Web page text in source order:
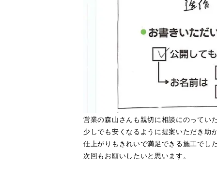
営業の森山さんも親切に相談にのってい
少しでも安くなるように提案いただき助
仕上がりもきれいで満足できる施工でし
次回もお願いしたいと思います。